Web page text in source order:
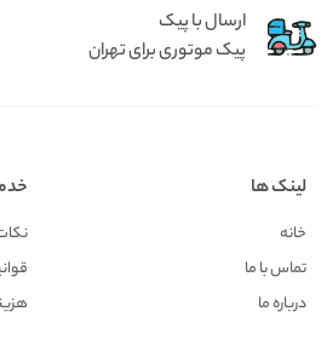
ارسال با پیک
پیک موتوری برای تهران
لینک ها
خانه
تماس با ما
درباره ما